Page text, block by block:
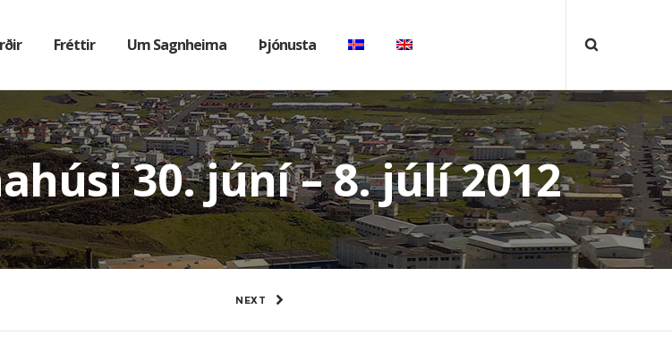
Fréttir Um Sagnheima Þjónusta
30. júní – 8. júlí 2012
NEXT